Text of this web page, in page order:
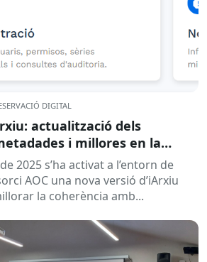
DIGITAL
actualització dels
i millores en la
2025 s’ha activat a l’entorn de
AOC una nova versió d’iArxiu
la coherència amb...